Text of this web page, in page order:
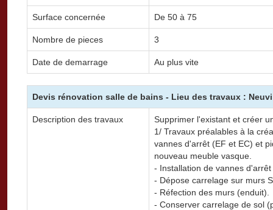
Surface concernée De 50 à 75
Nombre de pieces 3
Date de demarrage Au plus vite
Devis rénovation salle de bains - Lieu des travaux :
Description des travaux
Supprimer l'existant et créer
1/ Travaux préalables à la
vannes d'arrêt (EF et EC) et
nouveau meuble vasque.
- Installation de vannes
- Dépose carrelage sur murs
- Réfection des murs (enduit).
- Conserver carrelage de sol